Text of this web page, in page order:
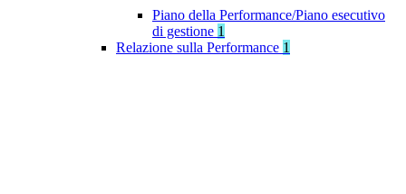
Piano della Performance/Piano esecutivo
di gestione 1
Relazione sulla Performance 1